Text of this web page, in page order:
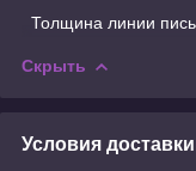
Толщина линии
Скрыть
Условия доставки